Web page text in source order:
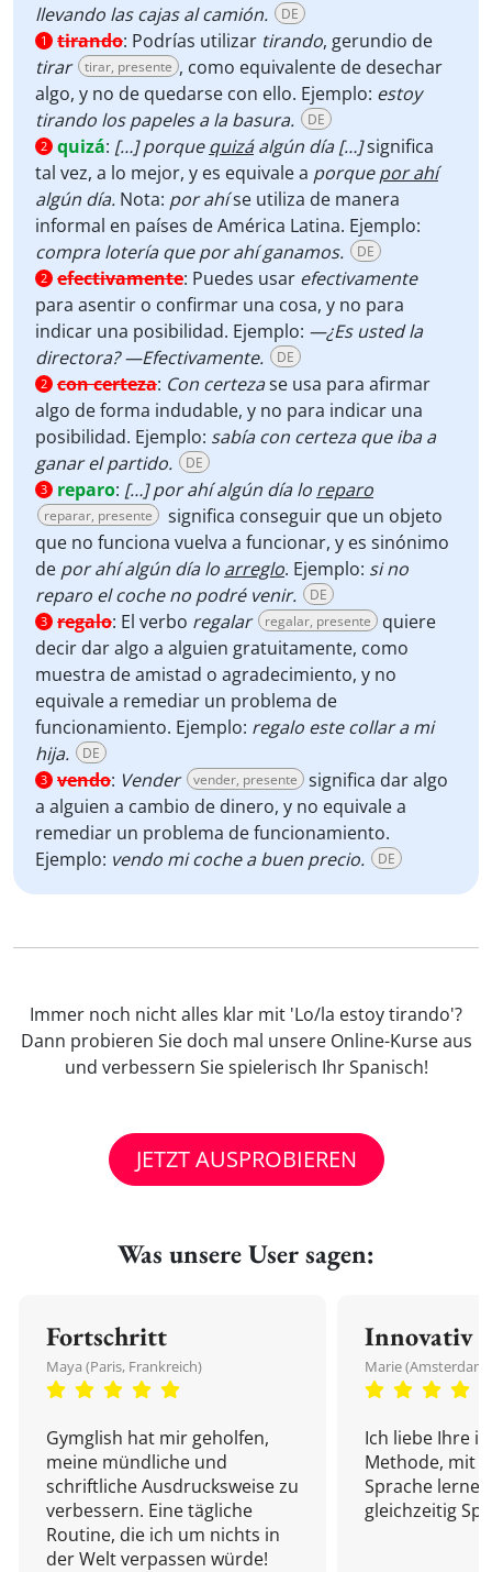
llevando las cajas al camión. DE
1 tirando: Podrías utilizar tirando, gerundio de
tirar
tirar, presente , como equivalente de desechar
algo, y no de quedarse con ello. Ejemplo: estoy
tirando los papeles a la basura.
DE
2 quizá: […] porquequizáalgún día […]significa
tal vez, a lo mejor, y es equivale a porquepor ahí
algún día. Nota: por ahíse utiliza de manera
informal en países de América Latina. Ejemplo:
compra lotería que por ahí ganamos.
DE
2 efectivamente: Puedes usar efectivamente
para asentir o confirmar una cosa, y no para
indicar una posibilidad. Ejemplo: —¿Es usted la
directora? —Efectivamente.
DE
2 con certeza: Con certezase usa para afirmar
algo de forma indudable, y no para indicar una
posibilidad. Ejemplo: sabía con certeza que iba a
ganar el partido.
DE
3 reparo: […] por ahí algún día lo reparo
reparar, presente
significa conseguir que un objeto
que no funciona vuelva a funcionar, y es sinónimo
de por ahí algún día lo arreglo. Ejemplo: si no
reparo el coche no podré venir.
DE
3 regalo: El verbo regalar regalar, presente
quiere
decir dar algo a alguien gratuitamente, como
muestra de amistad o agradecimiento, y no
equivale a remediar un problema de
funcionamiento. Ejemplo: regalo este collar a mi
hija.
DE
3 vendo: Vender vender, presente
significa dar algo
a alguien a cambio de dinero, y no equivale a
remediar un problema de funcionamiento.
Ejemplo: vendo mi coche a buen precio. DE
Immer noch nicht alles klar mit 'Lo/la estoy tirando'?
Dann probieren Sie doch mal unsere Online-Kurse aus
und verbessern Sie spielerisch Ihr Spanisch!
JETZT AUSPROBIEREN
Was unsere User sagen:
Fortschritt
Maya (Paris, Frankreich)
Gymglish hat mir geholfen,
meine mündliche und
schriftliche Ausdrucksweise zu
verbessern. Eine tägliche
Routine, die ich um nichts in
der Welt verpassen würde!
Innovativ
Marie
Ich liebe Ihre
Methode, mit
Sprache
gleichzeitig